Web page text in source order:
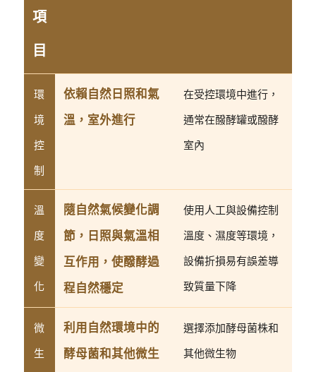
項
目
環
境
控
制
依賴自然日照和氣
溫，室外進行
在受控環境中進行，
通常在醱酵罐或醱酵
室內
溫
度
變
化
隨自然氣候變化調
節，日照與氣溫相
互作用，使醱酵過
程自然穩定
使用人工與設備控制
溫度、濕度等環境，
設備折損易有誤差導
致質量下降
微
生
利用自然環境中的
酵母菌和其他微生
選擇添加酵母菌株和
其他微生物